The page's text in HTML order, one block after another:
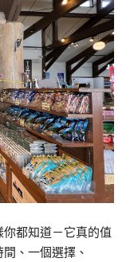
都知道－它真的值
、一個選擇、